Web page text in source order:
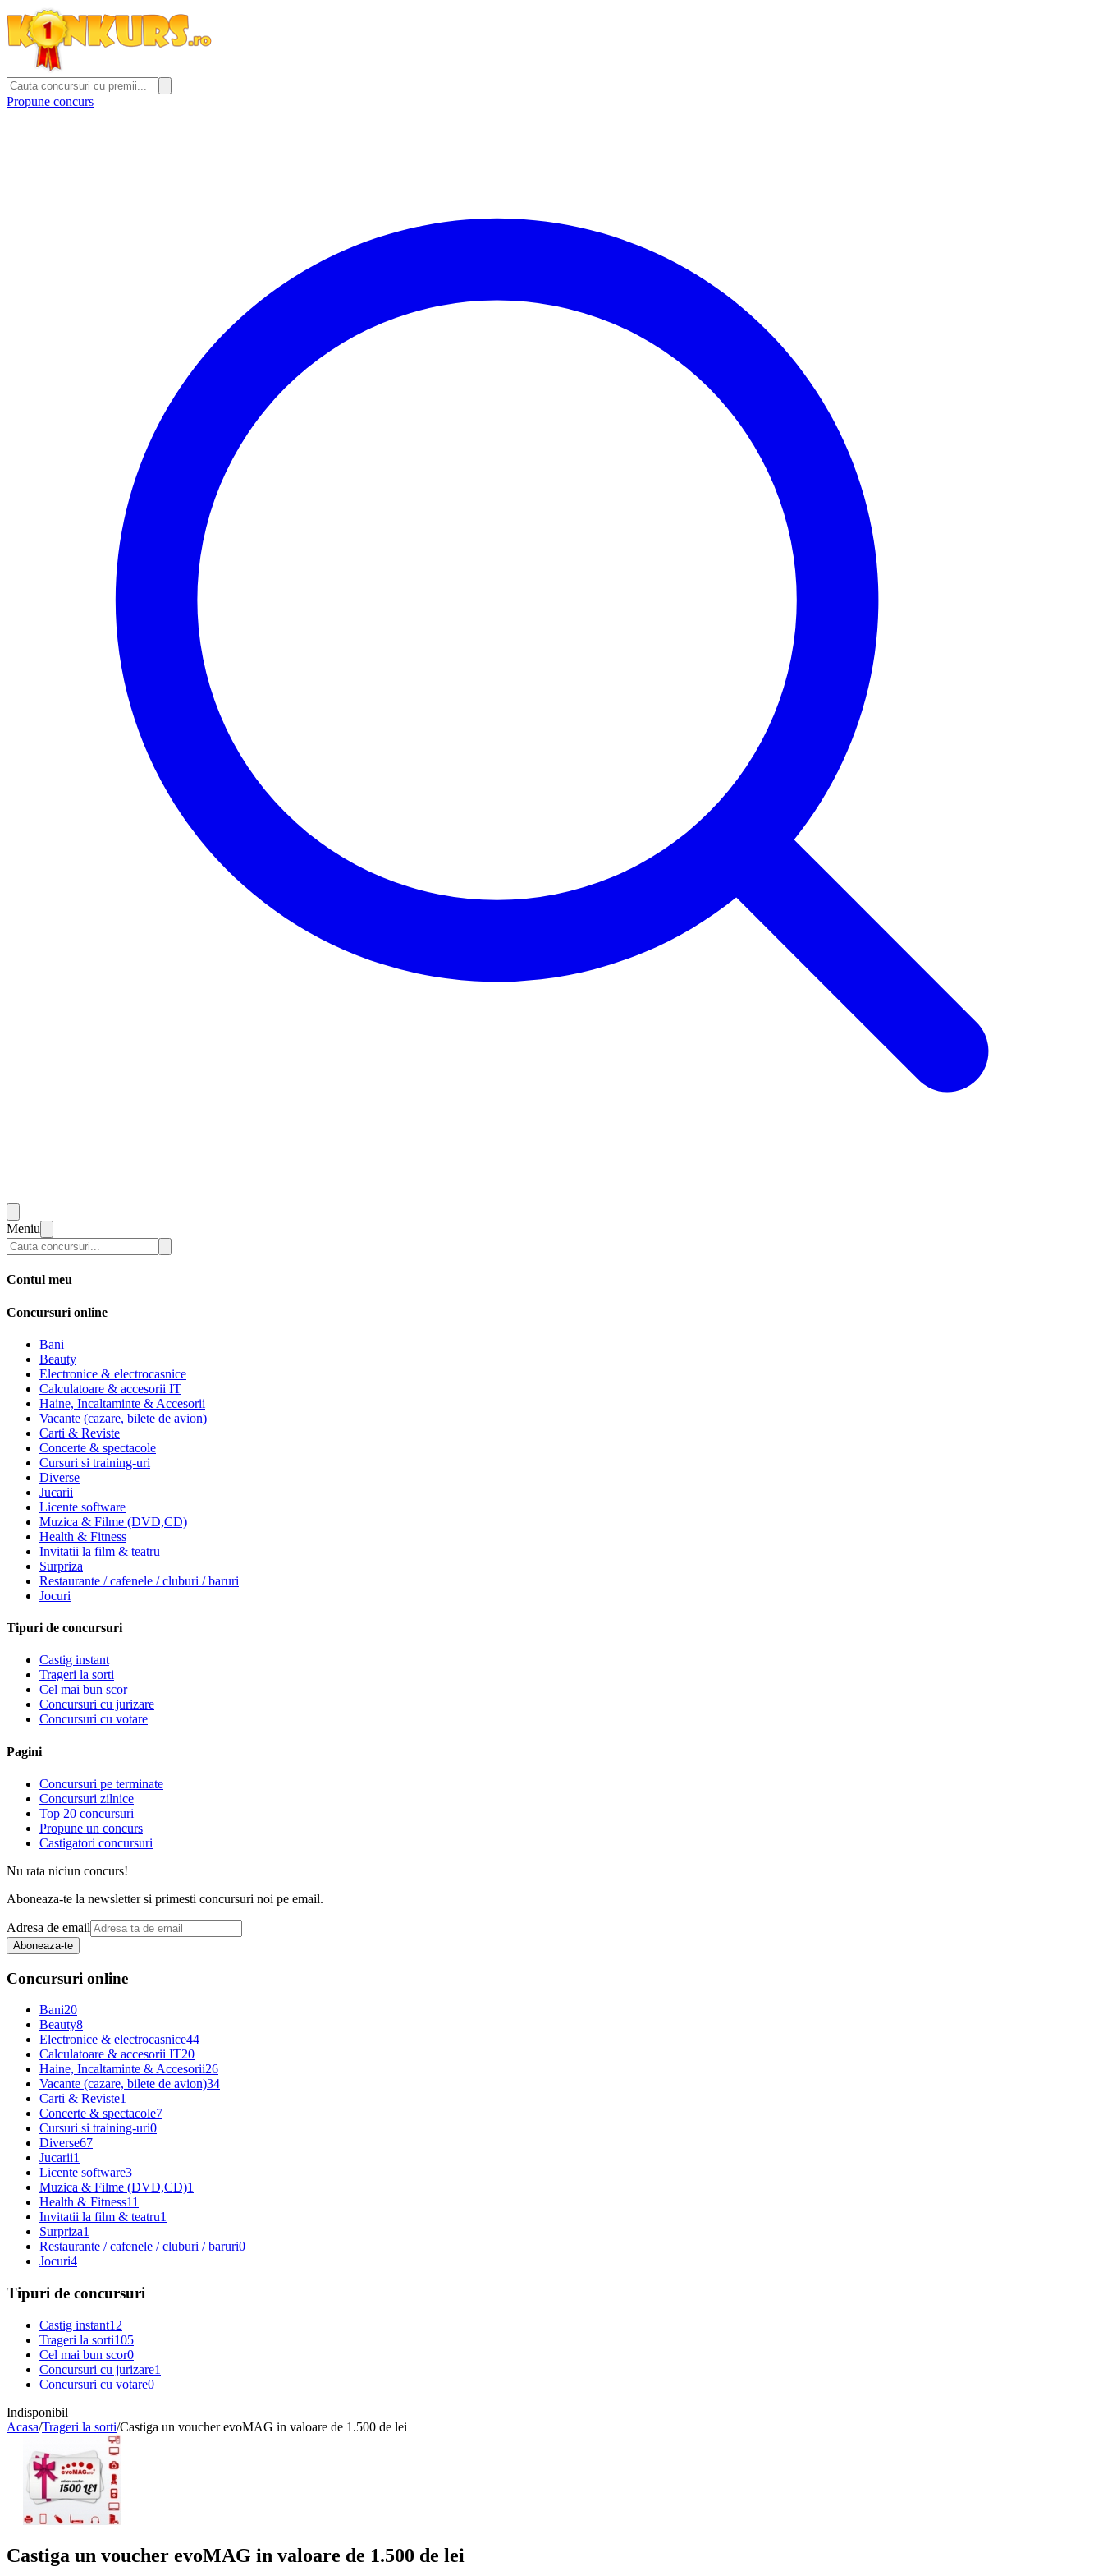
Propune concurs
Meniu
Contul meu
Concursuri online
Bani
Beauty
Electronice & electrocasnice
Calculatoare & accesorii IT
Haine, Incaltaminte & Accesorii
Vacante (cazare, bilete de avion)
Carti & Reviste
Concerte & spectacole
Cursuri si training-uri
Diverse
Jucarii
Licente software
Muzica & Filme (DVD,CD)
Health & Fitness
Invitatii la film & teatru
Surpriza
Restaurante / cafenele / cluburi / baruri
Jocuri
Tipuri de concursuri
Castig instant
Trageri la sorti
Cel mai bun scor
Concursuri cu jurizare
Concursuri cu votare
Pagini
Concursuri pe terminate
Concursuri zilnice
Top 20 concursuri
Propune un concurs
Castigatori concursuri
Nu rata niciun concurs!
Aboneaza-te la newsletter si primesti concursuri noi pe email.
Adresa de email
Aboneaza-te
Concursuri online
Bani20
Beauty8
Electronice & electrocasnice44
Calculatoare & accesorii IT20
Haine, Incaltaminte & Accesorii26
Vacante (cazare, bilete de avion)34
Carti & Reviste1
Concerte & spectacole7
Cursuri si training-uri0
Diverse67
Jucarii1
Licente software3
Muzica & Filme (DVD,CD)1
Health & Fitness11
Invitatii la film & teatru1
Surpriza1
Restaurante / cafenele / cluburi / baruri0
Jocuri4
Tipuri de concursuri
Castig instant12
Trageri la sorti105
Cel mai bun scor0
Concursuri cu jurizare1
Concursuri cu votare0
Indisponibil
Acasa/Trageri la sorti/Castiga un voucher evoMAG in valoare de 1.500 de lei
Castiga un voucher evoMAG in valoare de 1.500 de lei